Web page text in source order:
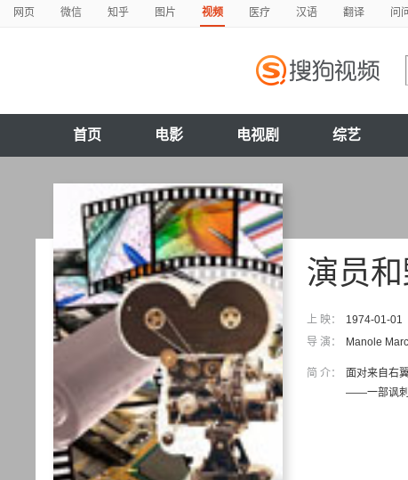
网页 微信 知乎 图片 视频 医疗 汉语 翻译 问问
首页 电影 电视剧 综艺
演员
上 映： 1974-01-01
导 演：
Manole
简 介：
面对来自右
——一部讽刺